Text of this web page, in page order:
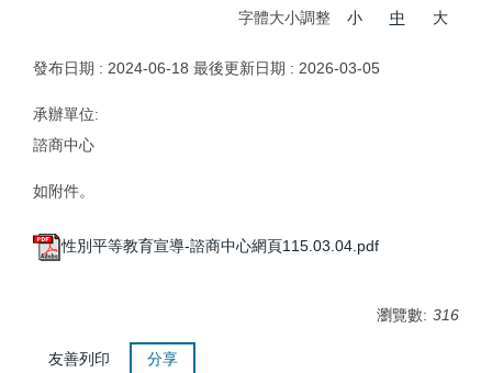
字體大小調整 小 中 大
發布日期 : 2024-06-18 最後更新日期 : 2026-03-05
承辦單位:
諮商中心
如附件。
性別平等教育宣導-諮商中心網頁115.03.04.pdf
瀏覽數: 316
友善列印 分享